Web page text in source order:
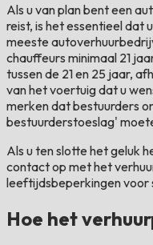
Als u van plan bent een
reist, is het essentieel dat
meeste
chauffeurs minimaal 21
tussen de 21 en 25 jaar,
van het voertuig dat u
merken dat bestuurders
bestuurderstoeslag'
Als u ten slotte het geluk
contact op met het
leeftijdsbeperkingen voor
Hoe het